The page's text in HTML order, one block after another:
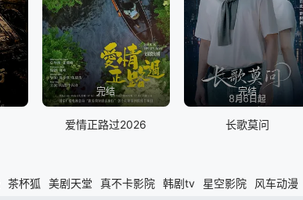
完结
爱情正路过2026
完结
长歌莫问
茶杯狐 美剧天堂 真不卡影院 韩剧tv 星空影院 风车动漫